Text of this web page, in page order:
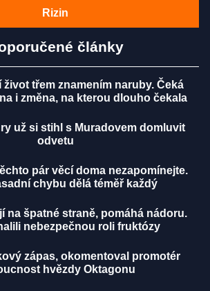
Rizin
články
třem znamením naruby. Čeká
i změna, na kterou dlouho čekala
už si stihl s Muradovem domluvit
odvetu
pár věcí doma nezapomínejte.
chybu dělá téměř každý
na špatné straně, pomáhá nádoru.
nebezpečnou roli fruktózy
zápas, okomentoval promotér
hvězdy Oktagonu